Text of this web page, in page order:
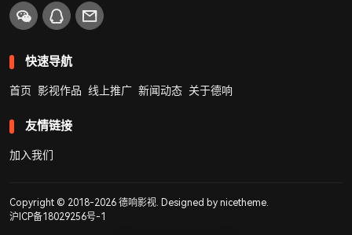
快速导航
首页 影视作品 线上推广 新闻动态 关于德响
友情链接
加入我们
Copyright © 2018-2026 德响影视. Designed by nicetheme.
沪ICP备18029256号-1